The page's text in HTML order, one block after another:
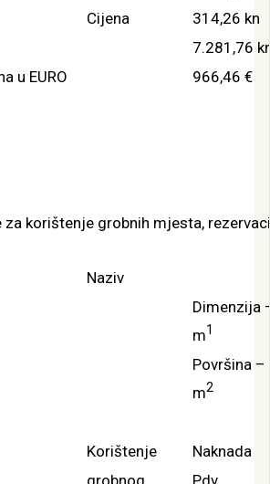
Cijena
314,26 kn
7.281,76
u EURO
966,46 €
za korištenje grobnih mjesta,
Naziv
Dimenzija
m1
Površina –
m2
Korištenje
Naknada
grobnog
Pdv